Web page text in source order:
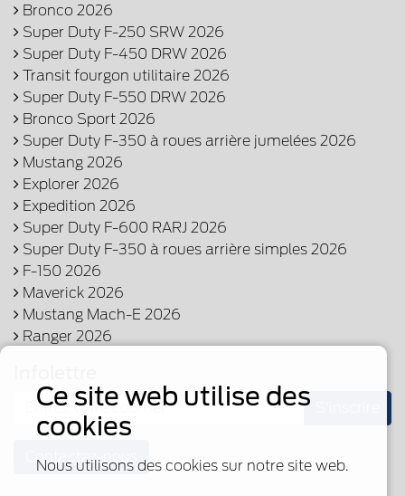
Bronco 2026
Super Duty F-250 SRW 2026
Super Duty F-450 DRW 2026
Transit fourgon utilitaire 2026
Super Duty F-550 DRW 2026
Bronco Sport 2026
Super Duty F-350 à roues arrière jumelées 2026
Mustang 2026
Explorer 2026
Expedition 2026
Super Duty F-600 RARJ 2026
Super Duty F-350 à roues arrière simples 2026
F-150 2026
Maverick 2026
Mustang Mach-E 2026
Ranger 2026
Contactez-nous
Ce site web utilise des
cookies
Nous utilisons des cookies sur notre site web.